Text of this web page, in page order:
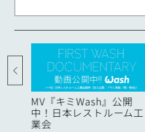
MV『キミWash』公開
中！日本レストルーム工
業会